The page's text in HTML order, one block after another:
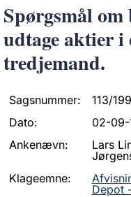
Spørgsmål
udtage aktier i
tredjemand.
Sagsnummer:
113/
Dato:
02-09-
Ankenævn:
Lars
Klageemne:
Depot